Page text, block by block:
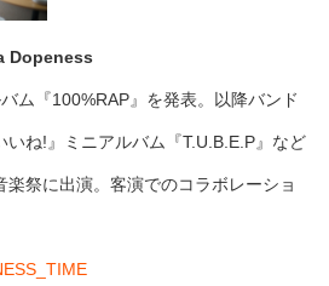
Dopeness
ム『100%RAP』を発表。以降バンド
いね!』ミニアルバム『T.U.B.E.P』など
祭に出演。客演でのコラボレーショ